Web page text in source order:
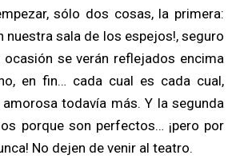
sólo dos cosas, la primera:
nuestra sala de los espejos!, seguro
ocasión se verán reflejados encima
en fin… cada cual es cada cual,
todavía más. Y la segunda
porque son perfectos… ¡pero por
No dejen de venir al teatro.